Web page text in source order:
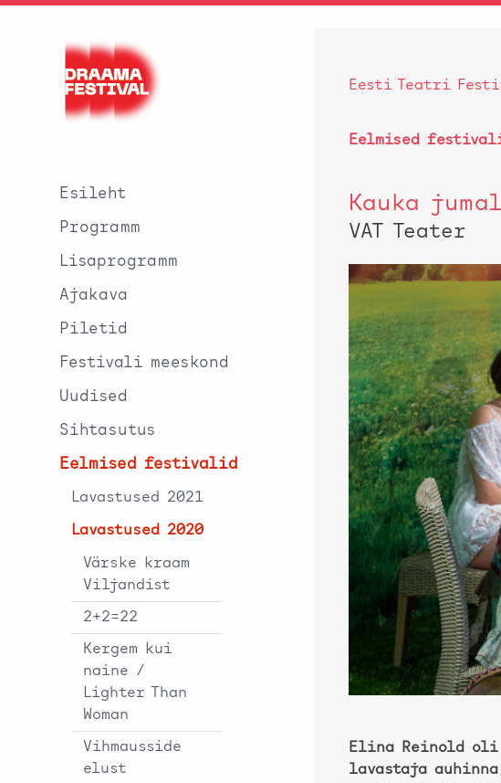
Esileht
Programm
Lisaprogramm
Ajakava
Piletid
Festivali meeskond
Uudised
Sihtasutus
Eelmised festivalid
Lavastused 2021
Lavastused 2020
Värske kraam
Viljandist
2+2=22
Kergem kui
naine /
Lighter Than
Woman
Vihmausside
elust
Eesti Teatri
Eelmised
Kauka jumal
VAT Teater
Elina Reinold oli
lavastaja